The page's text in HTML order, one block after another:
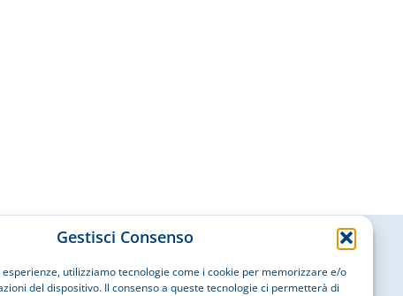
Gestisci Consenso
utilizziamo tecnologie come i cookie per memorizzare e/o
del dispositivo. Il consenso a queste tecnologie ci permetterà di